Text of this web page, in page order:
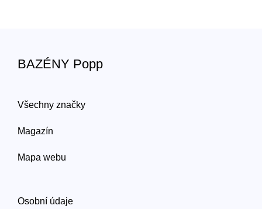
BAZÉNY Popp
Všechny značky
Magazín
Mapa webu
Osobní údaje